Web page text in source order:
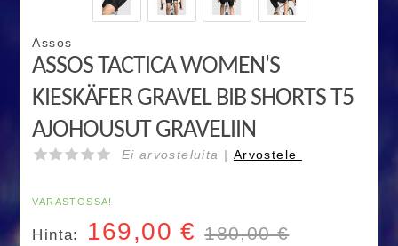
Assos
ASSOS TACTICA WOMEN'S
KIESKÄFER GRAVEL BIB SHORTS T5
AJOHOUSUT GRAVELIIN
Ei arvosteluita | Arvostele
VARASTOSSA!
Hinta: 169,00€ 180,00 €